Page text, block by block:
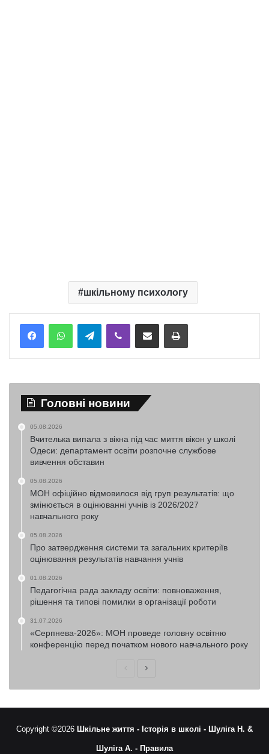
шкільному психологу
TelegramViber Надіслати електронною поштоюНадрукувати
Головні новини
05.08.2026
Вчителька випала з вікна під час миття вікон у школі
Одеси: департамент освіти розпочне службове
вивчення обставин
05.08.2026
МОН офіційно відмовилося від груп результатів: що
змінюється в оцінюванні учнів із 2026/2027
навчального року
05.08.2026
Про затвердження системи та загальних критеріїв
оцінювання результатів навчання учнів
01.08.2026
Педагогічна рада закладу освіти: повноваження,
рішення та типові помилки в організації роботи
31.07.2026
«Серпнева-2026»: МОН проведе головну освітню
конференцію перед початком нового навчального року
ПопередняНаступна
Copyright ©2026 Шкільне життя - Історія в школі - Шуліга Н. &
Шуліга А. - Правила